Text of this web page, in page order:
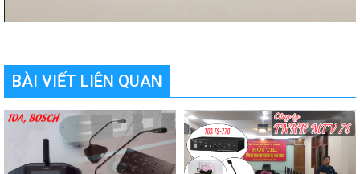
BÀI VIẾT LIÊN QUAN